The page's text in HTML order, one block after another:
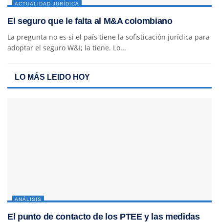
ACTUALIDAD JURÍDICA
El seguro que le falta al M&A colombiano
La pregunta no es si el país tiene la sofisticación jurídica para
adoptar el seguro W&I; la tiene. Lo...
LO MÁS LEIDO HOY
ANÁLISIS
El punto de contacto de los PTEE y las medidas